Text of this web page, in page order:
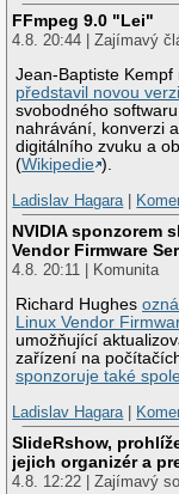
FFmpeg 9.0 "Lei"
4.8. 20:44 | Zajímavý
Jean-Baptiste Kempf
představil novou
svobodného
nahrávání, konverzi
digitálního zvuku a
(Wikipedie ).
Ladislav Hagara
NVIDIA sponzorem
Vendor Firmware
4.8. 20:11 | Komunita
Richard Hughes
Linux Vendor
umožňující
zařízení na
sponzoruje také
Ladislav Hagara |
SlideRshow,
jejich organizér a
4.8. 12:22 | Zajímavý